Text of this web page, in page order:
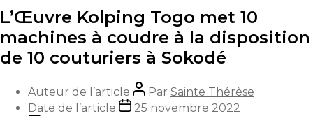
L’Œuvre Kolping Togo met 10
machines à coudre à la disposition
de 10 couturiers à Sokodé
Auteur de l’article Par Sainte Thérèse
Date de l’article
25 novembre 2022